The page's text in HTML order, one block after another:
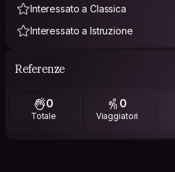
Interessato a Classica
Interessato a Istruzione
Referenze
0
Totale
0
Viaggiatori